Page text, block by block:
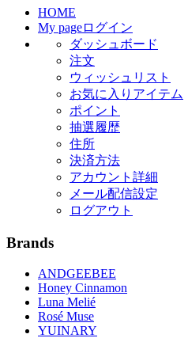
HOME
My pageログイン
ダッシュボード
注文
ウィッシュリスト
お気に入りアイテム
ポイント
抽選履歴
住所
決済方法
アカウント詳細
メール配信設定
ログアウト
Brands
ANDGEEBEE
Honey Cinnamon
Luna Melié
Rosé Muse
YUINARY